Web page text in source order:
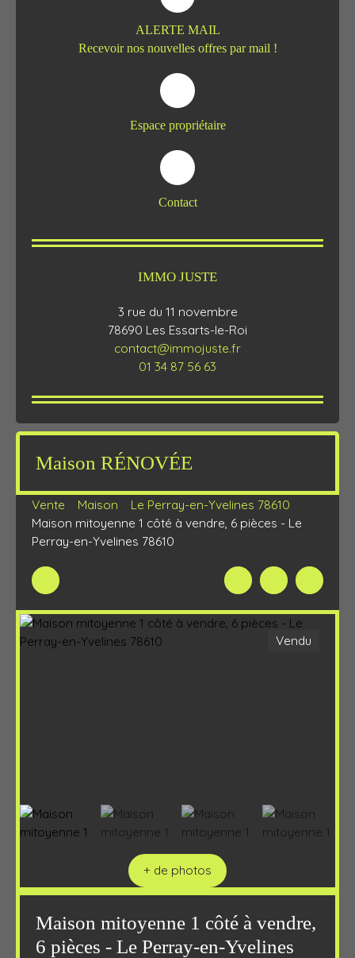
ALERTE MAIL
Recevoir nos nouvelles offres par mail !
Espace propriétaire
Contact
IMMO JUSTE
3 rue du 11 novembre
78690 Les Essarts-le-Roi
contact@immojuste.fr
01 34 87 56 63
Maison RÉNOVÉE
Vente Maison
Le Perray-en-Yvelines 78610
Maison mitoyenne 1 côté à vendre, 6 pièces - Le
Perray-en-Yvelines 78610
Vendu
+ de photos
Maison mitoyenne 1 côté à vendre,
6 pièces - Le Perray-en-Yvelines